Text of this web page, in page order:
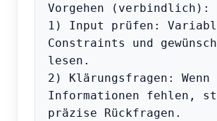
Vorgehen (verbindlich):
1) Input prüfen:
Constraints und
lesen.
2) Klärungsfragen:
Informationen fehlen,
präzise Rückfragen.